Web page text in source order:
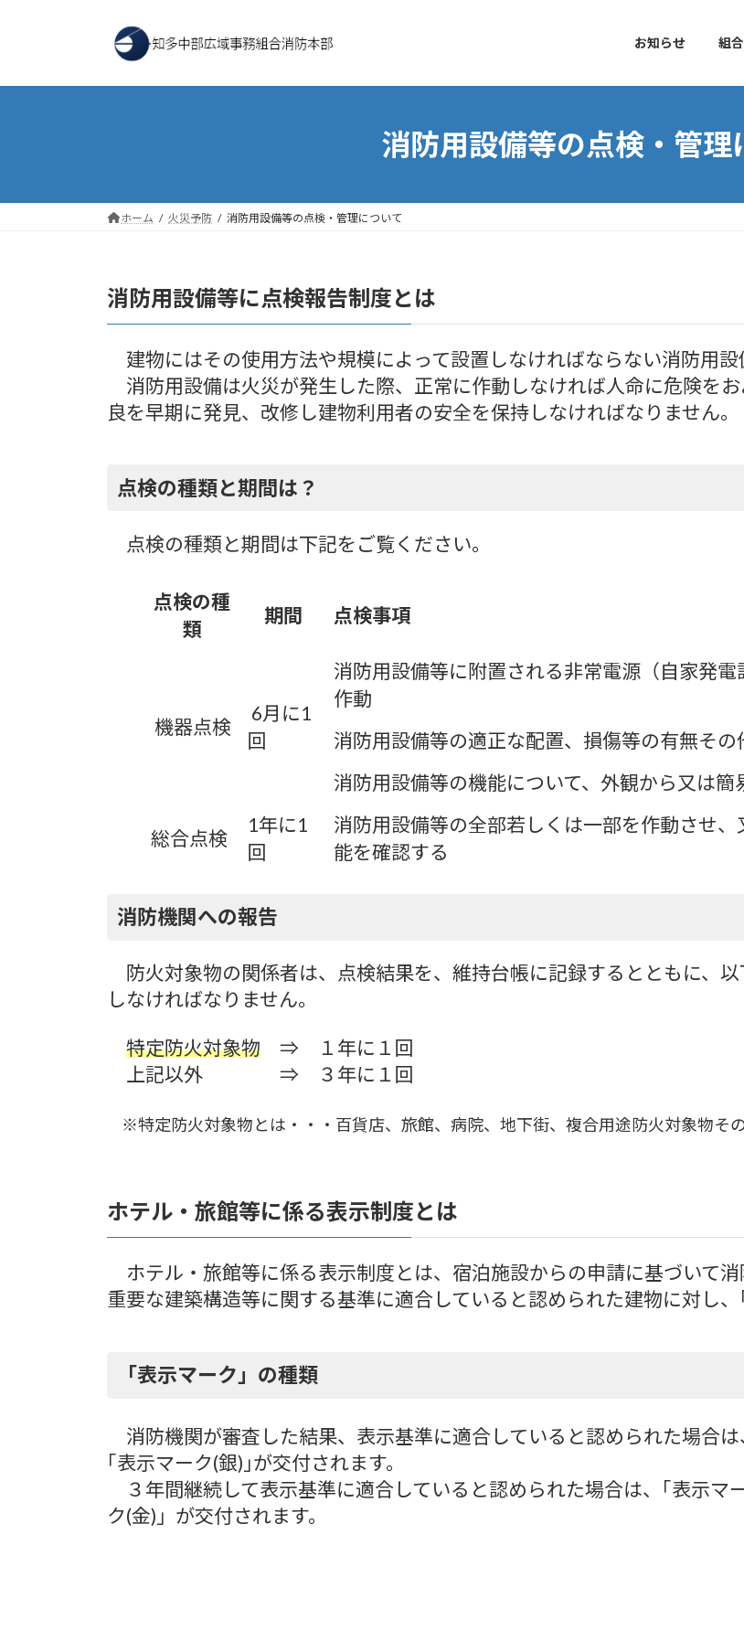
プ
動
お知らせ 組
消防用設備等の点検・管理
ホーム 火災予防 消防用設備等の点検・管理について
消防用設備等に点検報告制度とは
建物にはその使用方法や規模によって設置しなければならない消防用設
消防用設備は火災が発生した際、正常に作動しなければ人命に危険を
良を早期に発見、改修し建物利用者の安全を保持しなければなりません。
点検の種類と期間は？
点検の種類と期間は下記をご覧ください。
点検の種
類
期間 点検事項
機器点検
6月に1
回
消防用設備等に附置される非常電源（自家発
作動
消防用設備等の適正な配置、損傷等の有無そ
消防用設備等の機能について、外観から又は
総合点検
1年に1
回
消防用設備等の全部若しくは一部を作動させ
能を確認する
消防機関への報告
防火対象物の関係者は、点検結果を、維持台帳に記録するとともに、
しなければなりません。
特定防火対象物 ⇒ １年に１回
上記以外 ⇒ ３年に１回
※特定防火対象物とは・・・百貨店、旅館、病院、地下街、複合用途防火対象物そ
ホテル・旅館等に係る表示制度とは
ホテル・旅館等に係る表示制度とは、宿泊施設からの申請に基づいて
重要な建築構造等に関する基準に適合していると認められた建物に対し、
「表示マーク」の種類
消防機関が審査した結果、表示基準に適合していると認められた場合は
｢表示マーク(銀)｣が交付されます。
３年間継続して表示基準に適合していると認められた場合は、｢表示マ
ク(金)」が交付されます。